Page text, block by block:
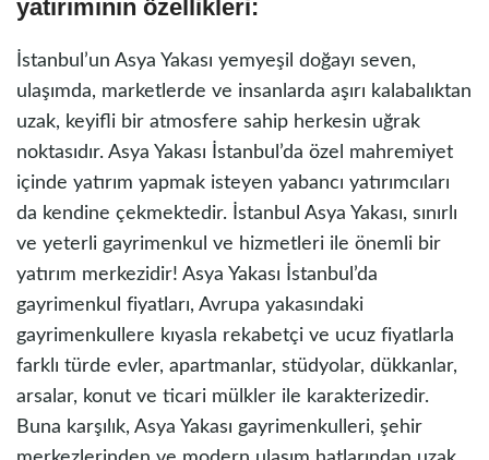
yatırımının özellikleri:
İstanbul’un Asya Yakası yemyeşil doğayı seven,
ulaşımda, marketlerde ve insanlarda aşırı kalabalıktan
uzak, keyifli bir atmosfere sahip herkesin uğrak
noktasıdır. Asya Yakası İstanbul’da özel mahremiyet
içinde yatırım yapmak isteyen yabancı yatırımcıları
da kendine çekmektedir. İstanbul Asya Yakası, sınırlı
ve yeterli gayrimenkul ve hizmetleri ile önemli bir
yatırım merkezidir! Asya Yakası İstanbul’da
gayrimenkul fiyatları, Avrupa yakasındaki
gayrimenkullere kıyasla rekabetçi ve ucuz fiyatlarla
farklı türde evler, apartmanlar, stüdyolar, dükkanlar,
arsalar, konut ve ticari mülkler ile karakterizedir.
Buna karşılık, Asya Yakası gayrimenkulleri, şehir